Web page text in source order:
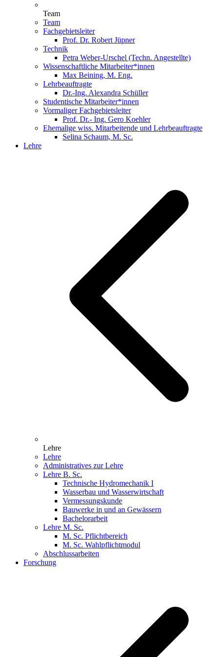
Team
Team
Fachgebietsleiter
Prof. Dr. Robert Jüpner
Technik
Petra Weber-Urschel (Techn. Angestellte)
Wissenschaftliche Mitarbeiter*innen
Max Beining, M. Eng.
Lehrbeauftragte
Dr.-Ing. Alexandra Schüller
Studentische Mitarbeiter*innen
Vormaliger Fachgebietsleiter
Prof. Dr.- Ing. Gero Koehler
Ehemalige wiss. Mitarbeitende und Lehrbeauftragte
Selina Schaum, M. Sc.
Lehre
Lehre
Lehre
Administratives zur Lehre
Lehre B. Sc.
Technische Hydromechanik I
Wasserbau und Wasserwirtschaft
Vermessungskunde
Bauwerke in und an Gewässern
Bachelorarbeit
Lehre M. Sc.
M. Sc. Pflichtbereich
M. Sc. Wahlpflichtmodul
Abschlussarbeiten
Forschung